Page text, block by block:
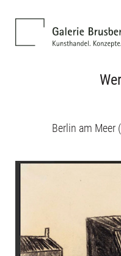
Berlin am Meer